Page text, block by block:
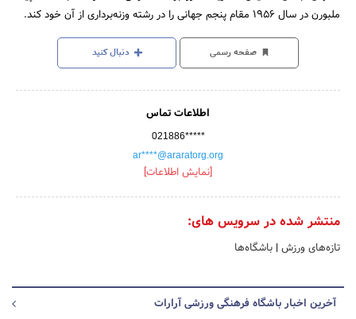
ملبورن در سال ۱۹۵۶ مقام پنجم جهانی را در رشته وزنه‌برداری از آن خود کند.
صفحه رسمی دنبال کنید
اطلاعات تماس
021886*****
ar****@araratorg.org
[نمایش اطلاعات]
منتشر شده در سرویس های:
تازه‌های ورزش | باشگاه‌ها
آخرین اخبار باشگاه فرهنگی ورزشی آرارات